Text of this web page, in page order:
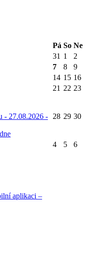
Pá So Ne
31 1
2
7 8
9
14 15 16
21 22 23
- 27.08.2026 -
28 29 30
4 5 6
aplikaci –